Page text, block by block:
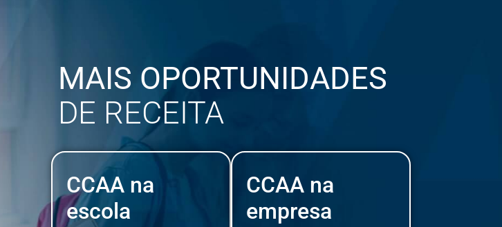
MAIS OPORTUNIDADES
DE RECEITA
CCAA na
escola
CCAA na
empresa​